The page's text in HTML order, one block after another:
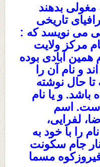
مغولی بدهند
تاریخی
می نویسد که :
مرکز ولایت
آبادی بوده
و نام آن را
تا حال نوشته
و یا نام
است. اسم
لفرایی،
را با خود به
جام سکونت
مسما